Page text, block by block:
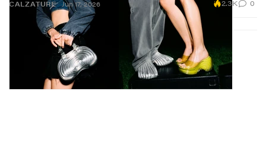
CALZATURE Jun 17, 2026 2.3K 0